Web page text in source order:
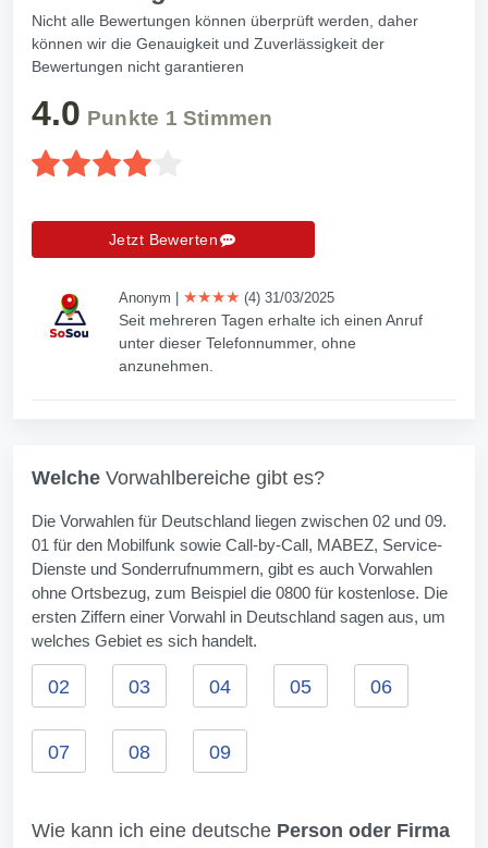
Nicht alle Bewertungen können überprüft werden, daher
können wir die Genauigkeit und Zuverlässigkeit der
Bewertungen nicht garantieren
4.0 Punkte 1 Stimmen
Jetzt Bewerten
Anonym ★★★★ (4) 31/03/2025
Seit mehreren Tagen erhalte ich einen Anruf
unter dieser Telefonnummer, ohne
anzunehmen.
Welche Vorwahlbereiche gibt es?
Die Vorwahlen für Deutschland liegen zwischen 02 und 09.
01 für den Mobilfunk sowie Call-by-Call, MABEZ, Service-
Dienste und Sonderrufnummern, gibt es auch Vorwahlen
ohne Ortsbezug, zum Beispiel die 0800 für kostenlose. Die
ersten Ziffern einer Vorwahl in Deutschland sagen aus, um
welches Gebiet es sich handelt.
02 03 04 05 06
07 08 09
Wie kann ich eine deutsche Person oder Firma